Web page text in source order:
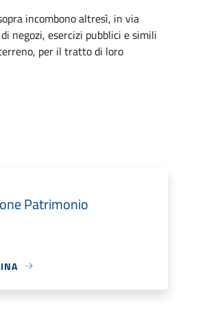
incombono altresì, in via
negozi, esercizi pubblici e simili
per il tratto di loro
Patrimonio